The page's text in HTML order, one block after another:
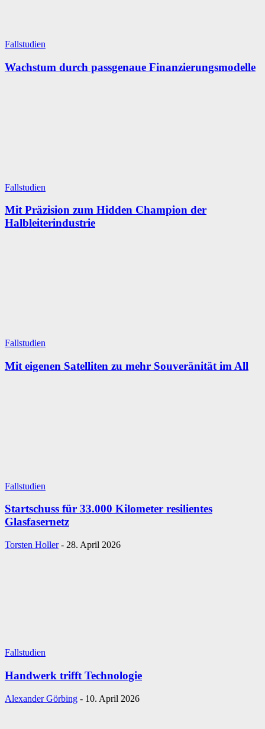
Fallstudien
Wachstum durch passgenaue Finanzierungsmodelle
Fallstudien
Mit Präzision zum Hidden Champion der
Halbleiterindustrie
Fallstudien
Mit eigenen Satelliten zu mehr Souveränität im All
Fallstudien
Startschuss für 33.000 Kilometer resilientes
Glasfasernetz
Torsten Holler - 28. April 2026
Fallstudien
Handwerk trifft Technologie
Alexander Görbing - 10. April 2026